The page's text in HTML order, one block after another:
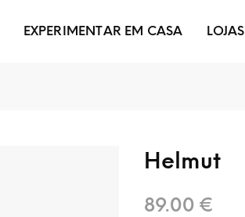
EXPERIMENTAR EM CASA LOJAS
Helmut
89.00€